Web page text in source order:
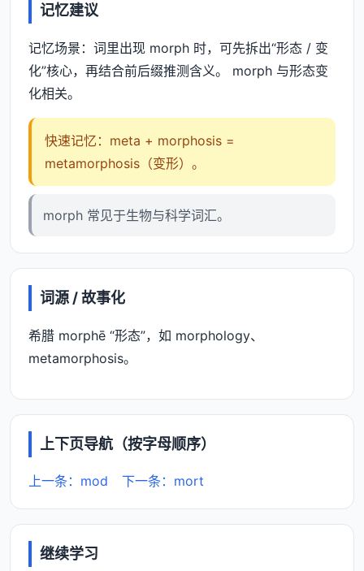
记忆建议
记忆场景：词里出现 morph 时，可先拆出“形态 / 变
化”核心，再结合前后缀推测含义。 morph 与形态变
化相关。
快速记忆：meta + morphosis =
metamorphosis（变形）。
morph 常见于生物与科学词汇。
词源 / 故事化
希腊 morphē “形态”，如 morphology、
metamorphosis。
上下页导航（按字母顺序）
上一条：mod 下一条：mort
继续学习